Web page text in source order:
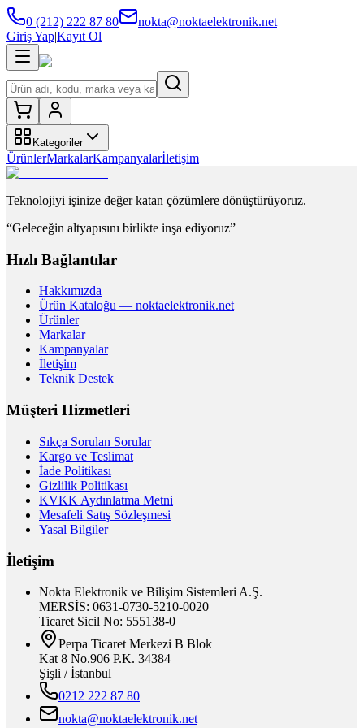
0 (212) 222 87 80
nokta@noktaelektronik.net
Giriş Yap|Kayıt Ol
Kategoriler
ÜrünlerMarkalarKampanyalarİletişim
Teknolojiyi işinize değer katan çözümlere dönüştürüyoruz.
“Geleceğin altyapısını birlikte inşa ediyoruz”
Hızlı Bağlantılar
Hakkımızda
Ürün Kataloğu — noktaelektronik.net
Ürünler
Markalar
Kampanyalar
İletişim
Teknik Destek
Müşteri Hizmetleri
Sıkça Sorulan Sorular
Kargo ve Teslimat
İade Politikası
Gizlilik Politikası
KVKK Aydınlatma Metni
Mesafeli Satış Sözleşmesi
Yasal Bilgiler
İletişim
Nokta Elektronik ve Bilişim Sistemleri A.Ş.
MERSİS: 0631-0730-5210-0020
Ticaret Sicil No: 555138-0
Perpa Ticaret Merkezi B Blok
Kat 8 No.906 P.K. 34384
Şişli / İstanbul
0212 222 87 80
nokta@noktaelektronik.net